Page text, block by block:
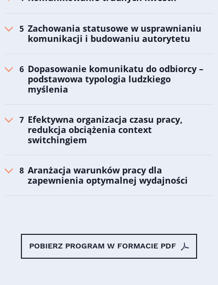
Zachowania statusowe w usprawnianiu
komunikacji i budowaniu autorytetu
Dopasowanie komunikatu do odbiorcy –
podstawowa typologia ludzkiego
myślenia
Efektywna organizacja czasu pracy,
redukcja obciążenia context
switchingiem
Aranżacja warunków pracy dla
zapewnienia optymalnej wydajności
POBIERZ PROGRAM W FORMACIE PDF